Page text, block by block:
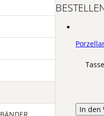
In den